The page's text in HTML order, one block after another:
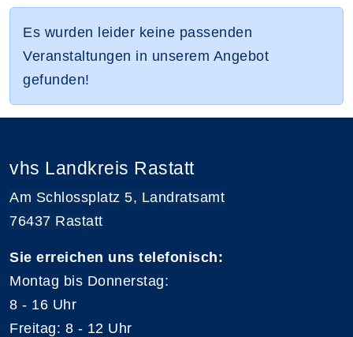
Es wurden leider keine passenden
Veranstaltungen in unserem Angebot
gefunden!
vhs Landkreis Rastatt
Am Schlossplatz 5, Landratsamt
76437 Rastatt
Sie erreichen uns telefonisch:
Montag bis Donnerstag:
8 - 16 Uhr
Freitag: 8 - 12 Uhr